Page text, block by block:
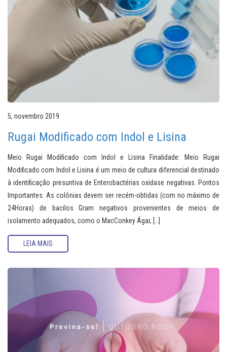
5, novembro 2019
Rugai Modificado com Indol e Lisina
Meio Rugai Modificado com Indol e Lisina Finalidade: Meio Rugai
Modificado com Indol e Lisina é um meio de cultura diferencial destinado
à identificação presuntiva de Enterobactérias oxidase negativas. Pontos
Importantes: As colônias devem ser recém-obtidas (com no máximo de
24Horas) de bacilos Gram negativos provenientes de meios de
isolamento adequados, como o MacConkey Ágar, […]
LEIA MAIS